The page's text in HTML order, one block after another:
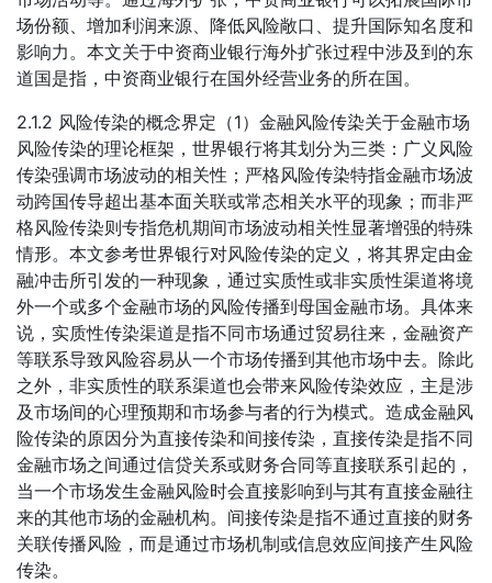
场份额、增加利润来源、降低风险敞口、提升国际知名度和
影响力。本文关于中资商业银行海外扩张过程中涉及到的东
道国是指，中资商业银行在国外经营业务的所在国。
2.1.2 风险传染的概念界定（1）金融风险传染关于金融市场
风险传染的理论框架，世界银行将其划分为三类：广义风险
传染强调市场波动的相关性；严格风险传染特指金融市场波
动跨国传导超出基本面关联或常态相关水平的现象；而非严
格风险传染则专指危机期间市场波动相关性显著增强的特殊
情形。本文参考世界银行对风险传染的定义，将其界定由金
融冲击所引发的一种现象，通过实质性或非实质性渠道将境
外一个或多个金融市场的风险传播到母国金融市场。具体来
说，实质性传染渠道是指不同市场通过贸易往来，金融资产
等联系导致风险容易从一个市场传播到其他市场中去。除此
之外，非实质性的联系渠道也会带来风险传染效应，主是涉
及市场间的心理预期和市场参与者的行为模式。造成金融风
险传染的原因分为直接传染和间接传染，直接传染是指不同
金融市场之间通过信贷关系或财务合同等直接联系引起的，
当一个市场发生金融风险时会直接影响到与其有直接金融往
来的其他市场的金融机构。间接传染是指不通过直接的财务
关联传播风险，而是通过市场机制或信息效应间接产生风险
传染。